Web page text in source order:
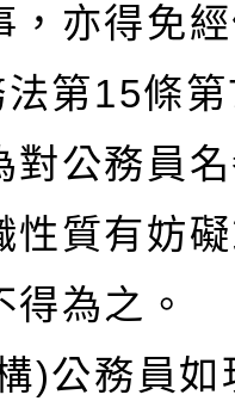
，亦得免
第15條
對公務員
性質有妨
為之。
)公務員如